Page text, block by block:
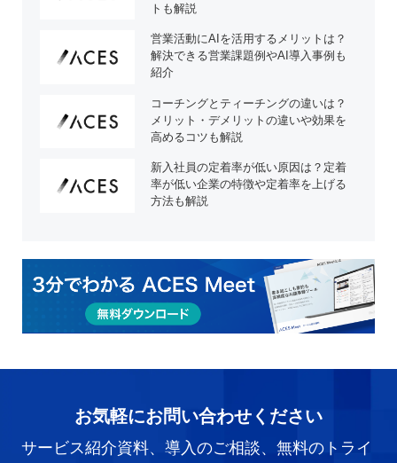
トも解説
営業活動にAIを活用するメリットは？
解決できる営業課題例やAI導入事例も
紹介
コーチングとティーチングの違いは？
メリット・デメリットの違いや効果を
高めるコツも解説
新入社員の定着率が低い原因は？定着
率が低い企業の特徴や定着率を上げる
方法も解説
お気軽にお問い合わせください
サービス紹介資料、導入のご相談、無料のトライ